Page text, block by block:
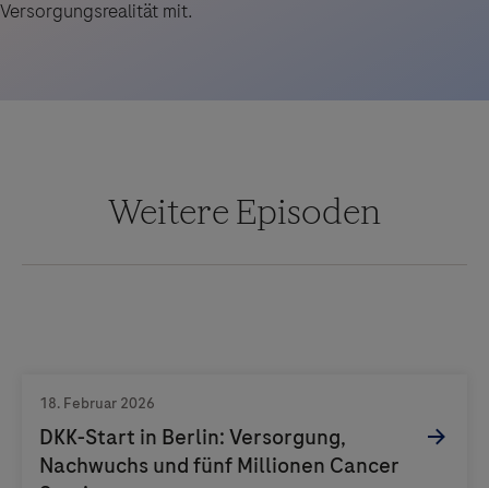
Versorgungsrealität mit.
Weitere Episoden